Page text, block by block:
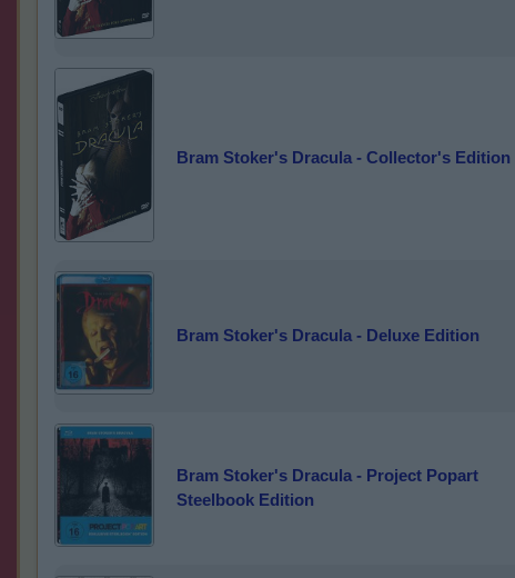
Bram Stoker's Dracula - Collector's Edition
Bram Stoker's Dracula - Deluxe Edition
Bram Stoker's Dracula - Project Popart
Steelbook Edition